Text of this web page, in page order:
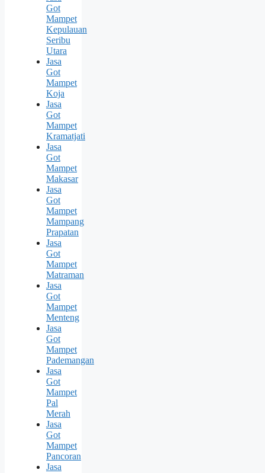
Got
Mampet
Kepulauan
Seribu
Utara
Jasa
Got
Mampet
Koja
Jasa
Got
Mampet
Kramatjati
Jasa
Got
Mampet
Makasar
Jasa
Got
Mampet
Mampang
Prapatan
Jasa
Got
Mampet
Matraman
Jasa
Got
Mampet
Menteng
Jasa
Got
Mampet
Pademangan
Jasa
Got
Mampet
Pal
Merah
Jasa
Got
Mampet
Pancoran
Jasa